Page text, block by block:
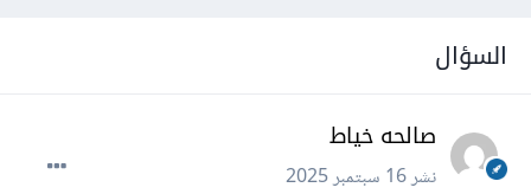
السؤال
صالحه خياط
نشر16 سبتمبر 2025